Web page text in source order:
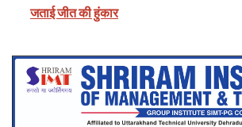
जताई जीत की हुंकार